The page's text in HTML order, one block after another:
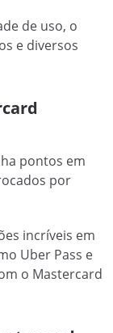
de uso, o
e diversos
pontos em
por
incríveis em
Uber Pass e
o Mastercard